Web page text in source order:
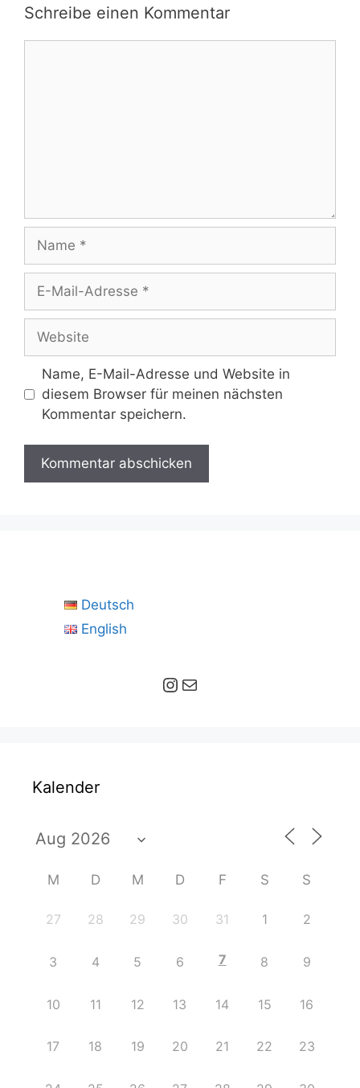
Schreibe einen Kommentar
Mail-
Adresse
Name, E-Mail-Adresse und Website in
diesem Browser für meinen nächsten
Kommentar speichern.
Deutsch
English
Instagram E-Mail
Kalender
M D M D F S S
27 28 29 30 31 1 2
3 4 5 6 7 8 9
10 11 12 13 14 15 16
17 18 19 20 21 22 23